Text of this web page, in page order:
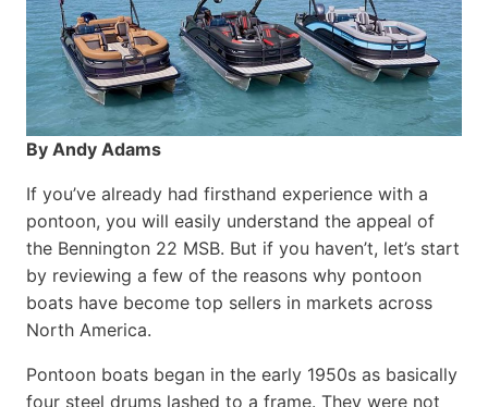
By Andy Adams
If you’ve already had firsthand experience with a
pontoon, you will easily understand the appeal of
the Bennington 22 MSB. But if you haven’t, let’s start
by reviewing a few of the reasons why pontoon
boats have become top sellers in markets across
North America.
Pontoon boats began in the early 1950s as basically
four steel drums lashed to a frame. They were not